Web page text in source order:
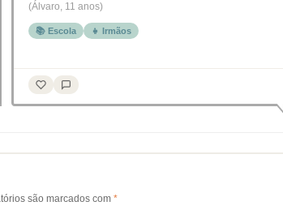
(Álvaro, 11 anos)
📚 Escola 👧 Irmãos
são marcados com *